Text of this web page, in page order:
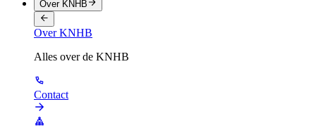
Over KNHB
Over KNHB
Alles over de KNHB
Contact